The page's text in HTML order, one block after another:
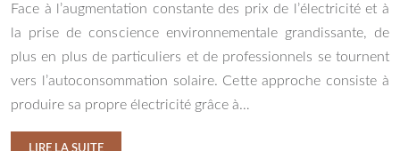
Face à l’augmentation constante des prix de l’électricité et à
la prise de conscience environnementale grandissante, de
plus en plus de particuliers et de professionnels se tournent
vers l’autoconsommation solaire. Cette approche consiste à
produire sa propre électricité grâce à…
LIRE LA SUITE